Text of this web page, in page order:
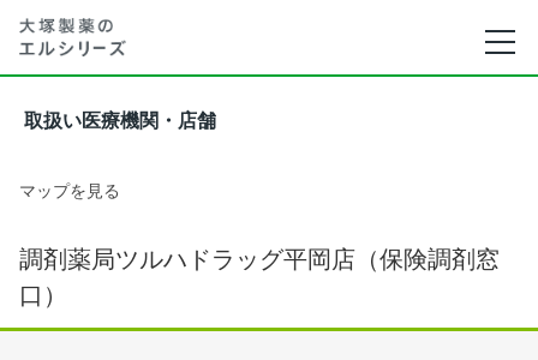
取扱い医療機関・店舗
マップを見る
調剤薬局ツルハドラッグ平岡店（保険調剤窓
口）